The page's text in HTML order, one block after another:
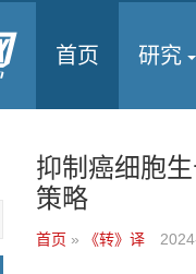
首页 研究
抑制癌细胞
策略
首页 » 《转》译